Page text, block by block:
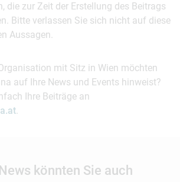
die zur Zeit der Erstellung des Beitrags
Bitte verlassen Sie sich nicht auf diese
Aussagen.
mit Sitz in Wien möchten
auf Ihre News und Events hinweist?
Ihre Beiträge an
.
könnten Sie auch